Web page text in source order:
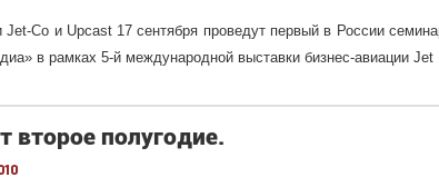
Jet-Co и Upcast 17 сентября проведут первый в России
в рамках 5-й международной выставки бизнес-авиации Jet
второе полугодие.